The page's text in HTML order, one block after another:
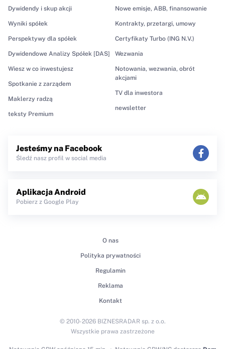
Dywidendy i skup akcji
Wyniki spółek
Perspektywy dla spółek
Dywidendowe Analizy Spółek [DAS]
Wiesz w co inwestujesz
Spotkanie z zarządem
Maklerzy radzą
teksty Premium
Nowe emisje, ABB, finansowanie
Kontrakty, przetargi, umowy
Certyfikaty Turbo (ING N.V.)
Wezwania
Notowania, wezwania, obrót
akcjami
TV dla inwestora
newsletter
Jesteśmy na Facebook
Śledź nasz profil w social media
Aplikacja Android
Pobierz z Google Play
O nas
Polityka prywatności
Regulamin
Reklama
Kontakt
© 2010-2026 BIZNESRADAR sp. z o.o.
Wszystkie prawa zastrzeżone